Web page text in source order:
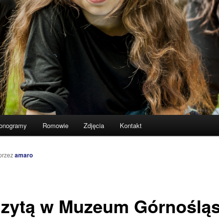
Romowie Zdjęcia Kontakt
w Muzeum
amaro